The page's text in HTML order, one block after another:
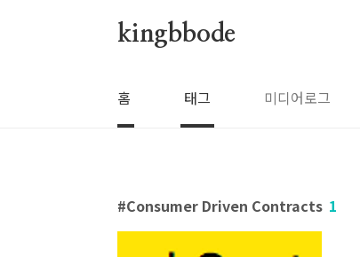
kingbbode
홈 태그 미디어로그
Consumer Driven Contracts 1